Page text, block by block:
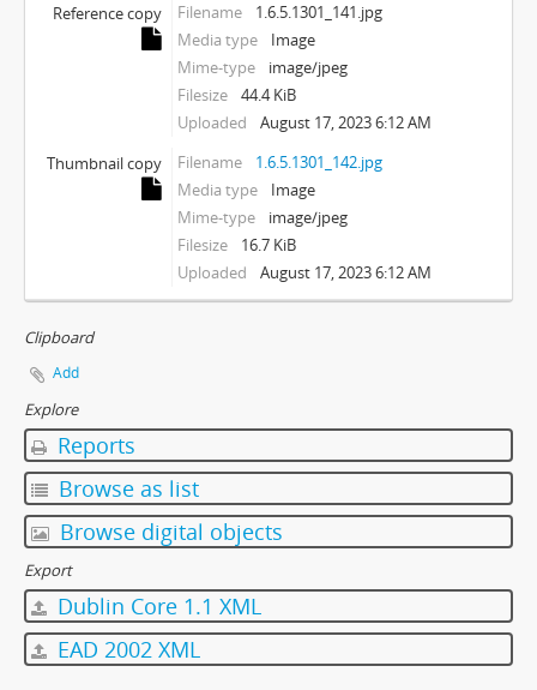
Reference copy
Filename
1.6.5.1301_141.jpg
Media type
Image
Mime-type
image/jpeg
Filesize
44.4 KiB
Uploaded
August 17, 2023 6:12 AM
Thumbnail copy
Filename
1.6.5.1301_142.jpg
Media type
Image
Mime-type
image/jpeg
Filesize
16.7 KiB
Uploaded
August 17, 2023 6:12 AM
Clipboard
Add
Explore
Reports
Browse as list
Browse digital objects
Export
Dublin Core 1.1 XML
EAD 2002 XML